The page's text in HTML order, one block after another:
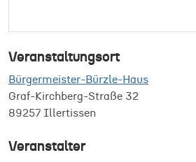
Veranstaltungsort
Bürgermeister-Bürzle-Haus
Graf-Kirchberg-Straße 32
89257 Illertissen
Veranstalter